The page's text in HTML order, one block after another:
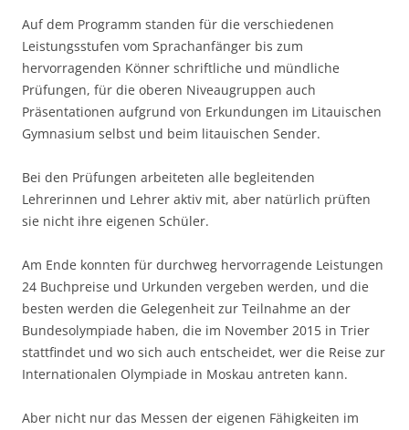
Auf dem Programm standen für die verschiedenen
Leistungsstufen vom Sprachanfänger bis zum
hervorragenden Könner schriftliche und mündliche
Prüfungen, für die oberen Niveaugruppen auch
Präsentationen aufgrund von Erkundungen im Litauischen
Gymnasium selbst und beim litauischen Sender.
Bei den Prüfungen arbeiteten alle begleitenden
Lehrerinnen und Lehrer aktiv mit, aber natürlich prüften
sie nicht ihre eigenen Schüler.
Am Ende konnten für durchweg hervorragende Leistungen
24 Buchpreise und Urkunden vergeben werden, und die
besten werden die Gelegenheit zur Teilnahme an der
Bundesolympiade haben, die im November 2015 in Trier
stattfindet und wo sich auch entscheidet, wer die Reise zur
Internationalen Olympiade in Moskau antreten kann.
Aber nicht nur das Messen der eigenen Fähigkeiten im